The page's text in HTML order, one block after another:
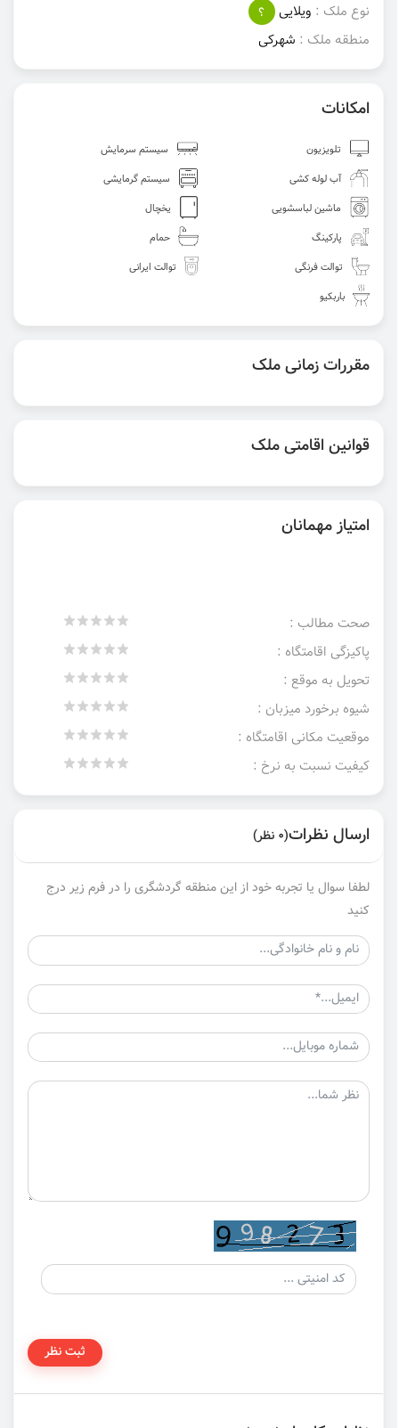
نوع ملک : ویلایی
؟
منطقه ملک : شهرکی
امکانات
تلویزیون
سیستم سرمایش
آب لوله کشی
سیستم گرمایشی
ماشین لباسشویی
یخچال
پارکینگ
حمام
توالت فرنگی
توالت ایرانی
باربکیو
مقررات زمانی ملک
قوانین اقامتی ملک
امتیاز مهمانان
صحت مطالب :
پاکیزگی اقامتگاه :
تحویل به موقع :
شیوه برخورد میزبان :
موقعیت مکانی اقامتگاه :
کیفیت نسبت به نرخ :
ارسال نظرات(0 نظر)
لطفا سوال یا تجربه خود از این منطقه گردشگری را در فرم زیر درج
کنید
ثبت نظر